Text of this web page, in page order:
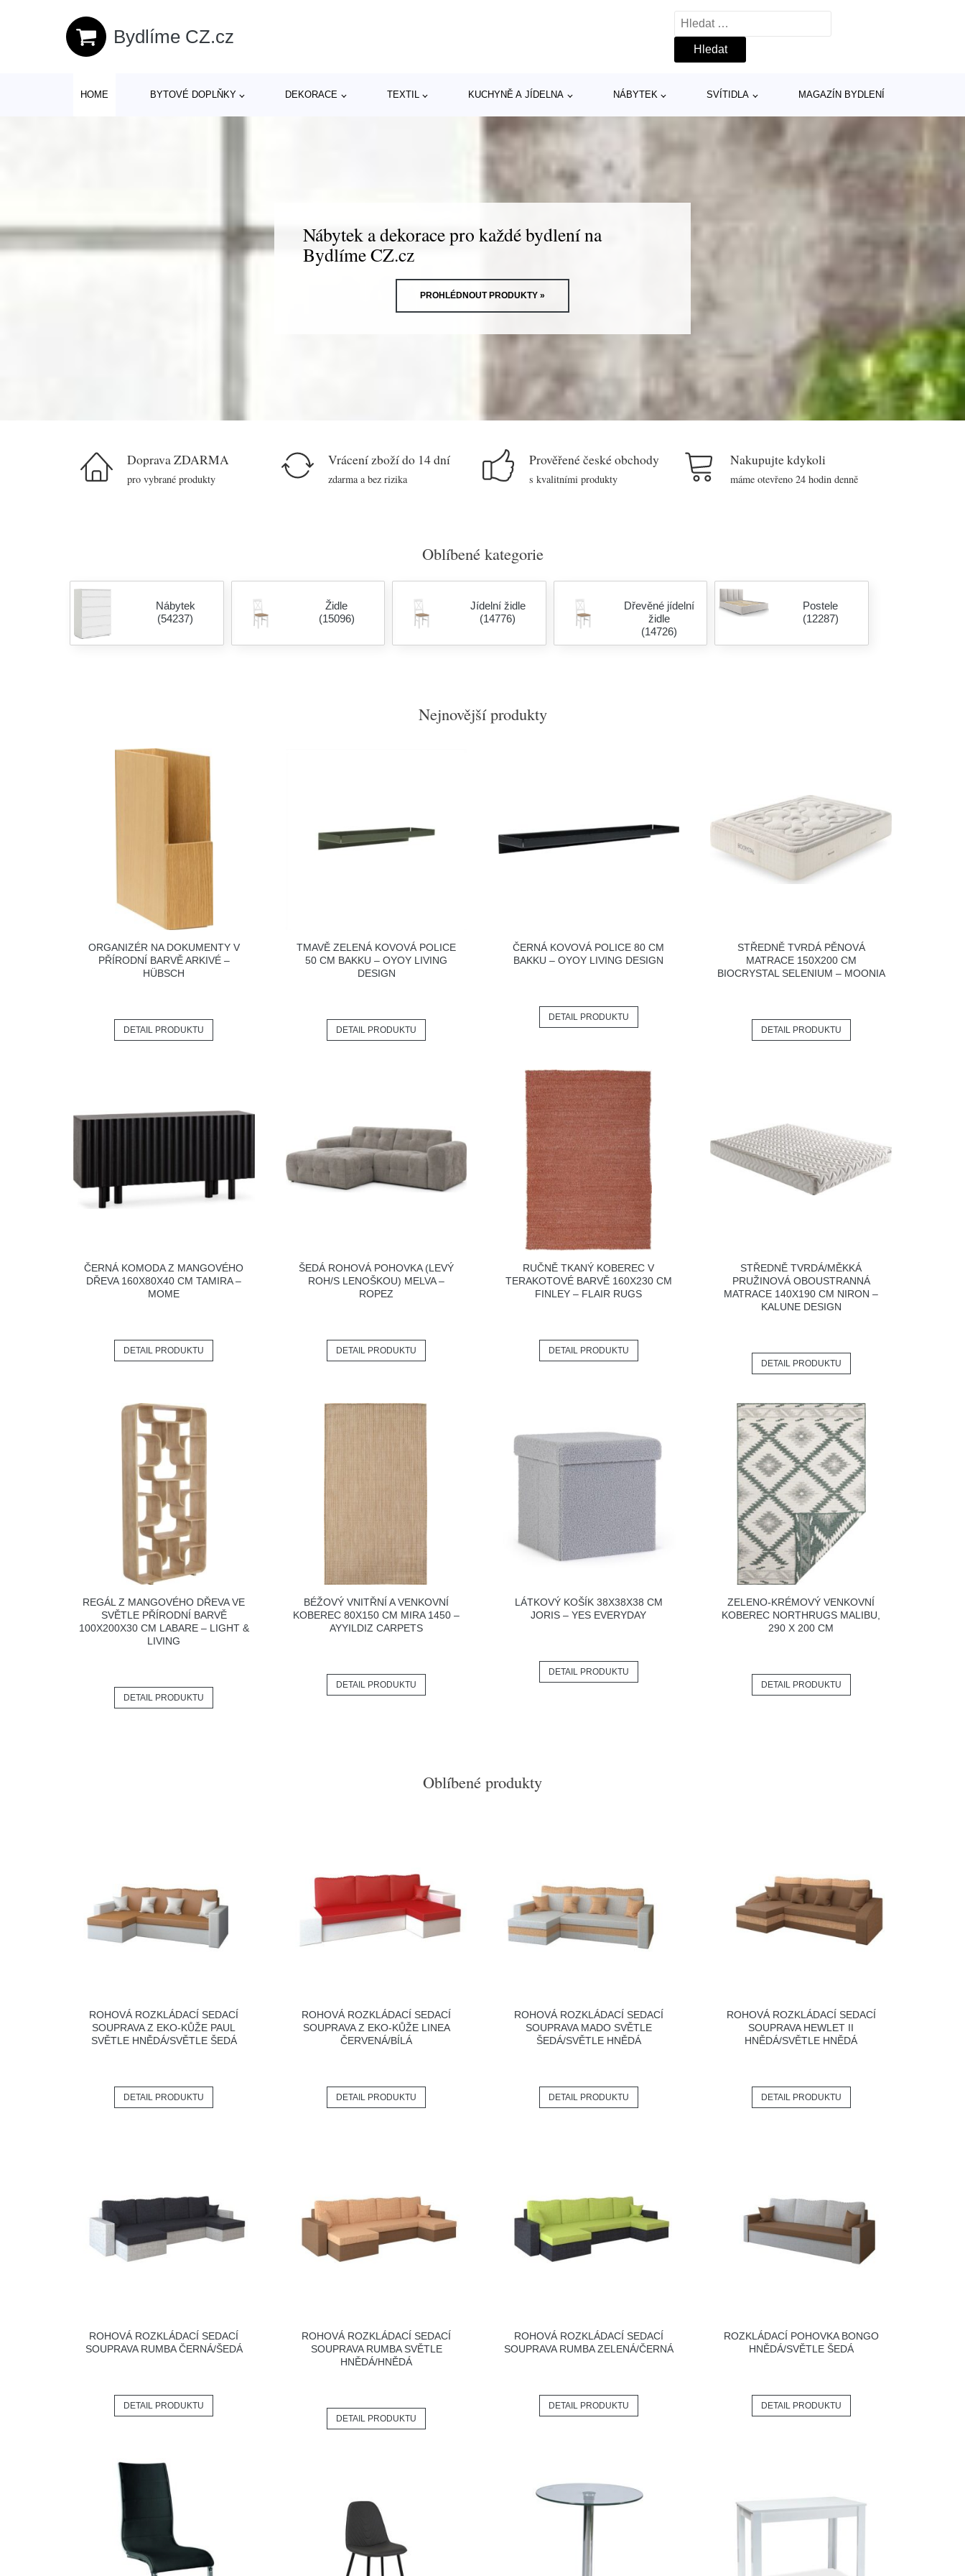
Bydlíme CZ.cz
Vyhledávání
HOME BYTOVÉ DOPLŇKY DEKORACE TEXTIL KUCHYNĚ A JÍDELNA NÁBYTEK SVÍTIDLA MAGAZÍN BYDLENÍ
Nábytek a dekorace pro každé bydlení na
Bydlíme CZ.cz
PROHLÉDNOUT PRODUKTY »
Doprava ZDARMA
pro vybrané produkty
Vrácení zboží do 14 dní
zdarma a bez rizika
Prověřené české obchody
s kvalitními produkty
Nakupujte kdykoli
máme otevřeno 24 hodin denně
Oblíbené kategorie
Nábytek
(54237)
Židle
(15096)
Jídelní židle
(14776)
Dřevěné jídelní
židle
(14726)
Postele
(12287)
Nejnovější produkty
ORGANIZÉR NA DOKUMENTY V
PŘÍRODNÍ BARVĚ ARKIVÉ –
HÜBSCH
DETAIL PRODUKTU
TMAVĚ ZELENÁ KOVOVÁ POLICE
50 CM BAKKU – OYOY LIVING
DESIGN
DETAIL PRODUKTU
ČERNÁ KOVOVÁ POLICE 80 CM
BAKKU – OYOY LIVING DESIGN
DETAIL PRODUKTU
STŘEDNĚ TVRDÁ PĚNOVÁ
MATRACE 150X200 CM
BIOCRYSTAL SELENIUM – MOONIA
DETAIL PRODUKTU
ČERNÁ KOMODA Z MANGOVÉHO
DŘEVA 160X80X40 CM TAMIRA –
MOME
DETAIL PRODUKTU
ŠEDÁ ROHOVÁ POHOVKA (LEVÝ
ROH/S LENOŠKOU) MELVA –
ROPEZ
DETAIL PRODUKTU
RUČNĚ TKANÝ KOBEREC V
TERAKOTOVÉ BARVĚ 160X230 CM
FINLEY – FLAIR RUGS
DETAIL PRODUKTU
STŘEDNĚ TVRDÁ/MĚKKÁ
PRUŽINOVÁ OBOUSTRANNÁ
MATRACE 140X190 CM NIRON –
KALUNE DESIGN
DETAIL PRODUKTU
REGÁL Z MANGOVÉHO DŘEVA VE
SVĚTLE PŘÍRODNÍ BARVĚ
100X200X30 CM LABARE – LIGHT &
LIVING
DETAIL PRODUKTU
BÉŽOVÝ VNITŘNÍ A VENKOVNÍ
KOBEREC 80X150 CM MIRA 1450 –
AYYILDIZ CARPETS
DETAIL PRODUKTU
LÁTKOVÝ KOŠÍK 38X38X38 CM
JORIS – YES EVERYDAY
DETAIL PRODUKTU
ZELENO-KRÉMOVÝ VENKOVNÍ
KOBEREC NORTHRUGS MALIBU,
290 X 200 CM
DETAIL PRODUKTU
Oblíbené produkty
ROHOVÁ ROZKLÁDACÍ SEDACÍ
SOUPRAVA Z EKO-KŮŽE PAUL
SVĚTLE HNĚDÁ/SVĚTLE ŠEDÁ
DETAIL PRODUKTU
ROHOVÁ ROZKLÁDACÍ SEDACÍ
SOUPRAVA Z EKO-KŮŽE LINEA
ČERVENÁ/BÍLÁ
DETAIL PRODUKTU
ROHOVÁ ROZKLÁDACÍ SEDACÍ
SOUPRAVA MADO SVĚTLE
ŠEDÁ/SVĚTLE HNĚDÁ
DETAIL PRODUKTU
ROHOVÁ ROZKLÁDACÍ SEDACÍ
SOUPRAVA HEWLET II
HNĚDÁ/SVĚTLE HNĚDÁ
DETAIL PRODUKTU
ROHOVÁ ROZKLÁDACÍ SEDACÍ
SOUPRAVA RUMBA ČERNÁ/ŠEDÁ
DETAIL PRODUKTU
ROHOVÁ ROZKLÁDACÍ SEDACÍ
SOUPRAVA RUMBA SVĚTLE
HNĚDÁ/HNĚDÁ
DETAIL PRODUKTU
ROHOVÁ ROZKLÁDACÍ SEDACÍ
SOUPRAVA RUMBA ZELENÁ/ČERNÁ
DETAIL PRODUKTU
ROZKLÁDACÍ POHOVKA BONGO
HNĚDÁ/SVĚTLE ŠEDÁ
DETAIL PRODUKTU